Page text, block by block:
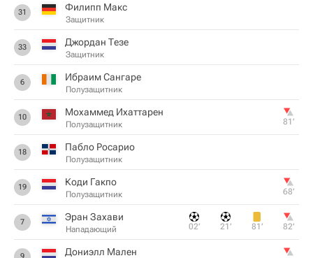
31 Филипп Макс
Защитник
33 Джордан Тезе
Защитник
6 Ибраим Сангаре
Полузащитник
10 Мохаммед Ихаттарен
Полузащитник 81‎’‎
18 Пабло Росарио
Полузащитник
19 Коди Гакпо
Полузащитник 68‎’‎
7 Эран Захави
Нападающий 02‎’‎ 21‎’‎ 81‎’‎ 82‎’‎
Дониэлл Мален